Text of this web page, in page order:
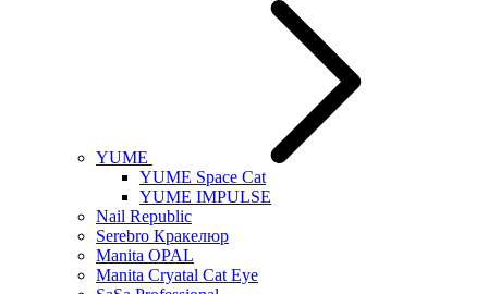
YUME
YUME Space Cat
YUME IMPULSE
Nail Republic
Serebro Кракелюр
Manita OPAL
Manita Cryatal Cat Eye